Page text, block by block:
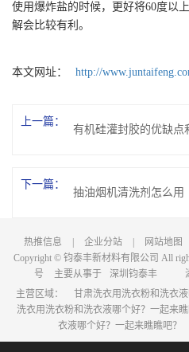
使用爆炸盐的时候，更好将60度以
解会比较有利。
本文网址： http://
上一篇：
下一篇：
抽油烟机清洗剂怎么用
热推信息 企业分站 网站地图
Copyright © 钧泰丰新材料有限公司 All
号
主要从事于 深圳钧泰丰
主营区域：
甘肃洗衣用洗衣粉和洗衣
洗衣用洗衣粉和洗衣液哪个好？一起来
衣液哪个好？一起来瞧瞧吧？